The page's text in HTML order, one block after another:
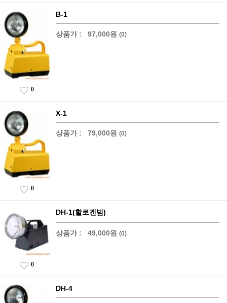
B-1
상품가 : 97,000원 (0)
0
X-1
상품가 : 79,000원 (0)
0
DH-1(할로겐빔)
상품가 : 49,000원 (0)
0
DH-4